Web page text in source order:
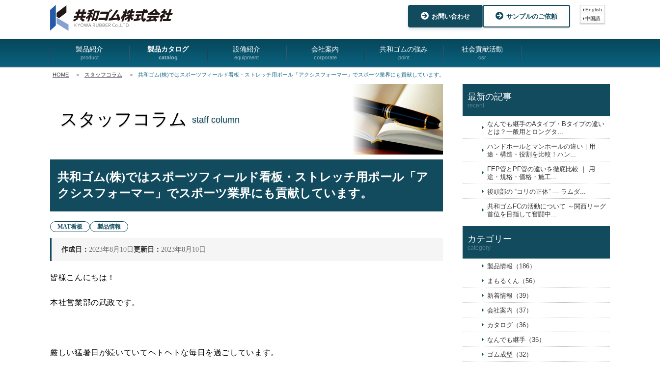
お問い合わせ サンプルのご依頼
English
中国語
製品紹介
product
製品カタログ
catalog
設備紹介
equipment
会社案内
corporate
共和ゴムの強み
point
社会貢献活動
csr
HOME ＞ スタッフコラム ＞ 共和ゴム(株)ではスポーツフィールド看板・ストレッチ用ポール「アクシスフォーマー」でスポーツ業界にも貢献しています。
スタッフコラム staff column
共和ゴム(株)ではスポーツフィールド看板・ストレッチ用ポール「ア
クシスフォーマー」でスポーツ業界にも貢献しています。
MAT看板 製品情報
作成日： 2023年8月10日 更新日： 2023年8月10日
皆様こんにちは！
本社営業部の武政です。
厳しい猛暑日が続いていてヘトヘトな毎日を過ごしています。
最新の記事
recent
なんでも継手のAタイプ・Bタイプの違い
とは？一般用とロングタ...
ハンドホールとマンホールの違い｜用
途・構造・役割を比較！ハン...
FEP管とPF管の違いを徹底比較 ｜ 用
途・規格・価格・施工...
後頭部の “コリの正体” ― ラムダ...
共和ゴムFCの活動について ～関西リーグ
首位を目指して奮闘中...
カテゴリー
category
製品情報（186）
まもるくん（56）
新着情報（39）
会社案内（37）
カタログ（36）
なんでも継手（35）
ゴム成型（32）